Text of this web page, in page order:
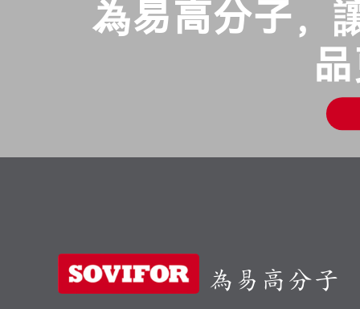
為易高分子，
為易高分子